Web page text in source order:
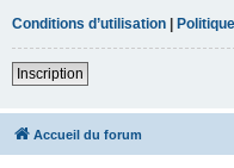
Conditions d’utilisation |
Inscription
Accueil du forum